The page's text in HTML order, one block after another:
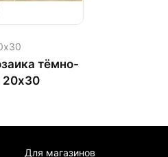
тёмно-
Для магазинов